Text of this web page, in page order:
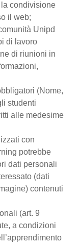
condivisione
il web;
Unipd
di lavoro
di riunioni in
(Nome,
studenti
alle medesime
con
potrebbe
dati personali
(dati
contenuti
(art. 9
a condizioni